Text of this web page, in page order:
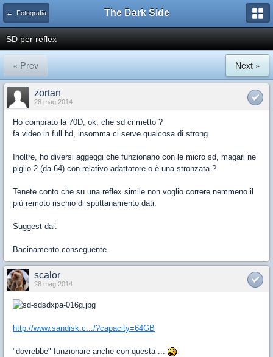
← Fotografia The Dark Side
SD per reflex
« Prev Next »
zortan
28 mag 2014
Ho comprato la 70D, ok, che sd ci metto ?
fa video in full hd, insomma ci serve qualcosa di strong.
Inoltre, ho diversi aggeggi che funzionano con le micro sd, magari ne
piglio 2 (da 64) con relativo adattatore o è una stronzata ?
Tenete conto che su una reflex simile non voglio correre nemmeno il
più remoto rischio di sputtanamento dati.
Suggest dai.
Bacinamento conseguente.
scalor
28 mag 2014
http://www.sandisk.c.../?capacity=64GB
"dovrebbe" funzionare anche con questa ...